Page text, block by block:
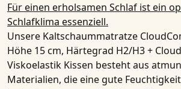
Für einen erholsamen Schlaf ist ein
Schlafklima essenziell.
Unsere Kaltschaummatratze
Höhe 15 cm, Härtegrad H2/H3 +
Viskoelastik Kissen besteht aus
Materialien, die eine gute